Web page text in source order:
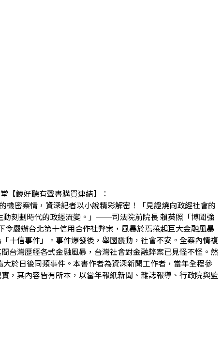
【鏡好聽有聲書購買連結】：
機密案情，資深記者以小說精彩解密！「見證燒向政經社會的
刻劃時代的政經流變。」——司法院前院長 賴英照「博聞強
嚴辦台北第十信用合作社弊案，風暴於焉捲起巨大金融風暴
十信事件」。事件爆發後，舉國震動，社會不安。全案內情複
台灣歷經各式金融風暴，台灣社會對金融弊案已見怪不怪。然
於日後同類事件。本書作者為資深新聞工作者，當年全程參
，其內容皆有所本，以當年報紙新聞、雜誌報導、行政院與監